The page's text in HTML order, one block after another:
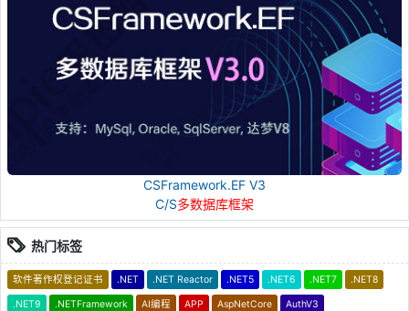
CSFramework.EF V3
C/S多数据库框架
热门标签
软件著作权登记证书 .NET .NET Reactor .NET5 .NET6 .NET7 .NET8
.NET9 .NETFramework AI编程 APP AspNetCore AuthV3